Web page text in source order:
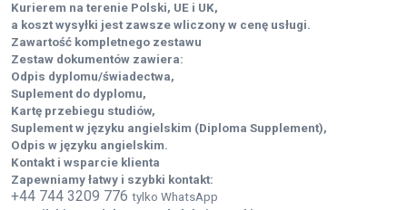
Kurierem na terenie Polski, UE i UK,
a koszt wysyłki jest zawsze wliczony w cenę usługi.
Zawartość kompletnego zestawu
Zestaw dokumentów zawiera:
Odpis dyplomu/świadectwa,
Suplement do dyplomu,
Kartę przebiegu studiów,
Suplement w języku angielskim (Diploma Supplement),
Odpis w języku angielskim.
Kontakt i wsparcie klienta
Zapewniamy łatwy i szybki kontakt:
+44 744 3209 776 tylko WhatsApp